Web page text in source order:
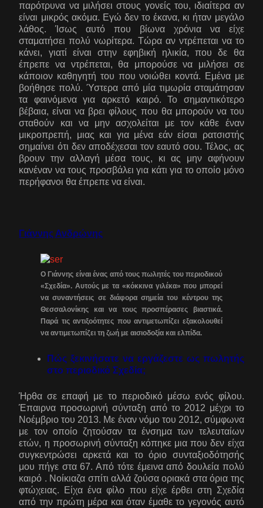
παρότρυνα να μιλήσει στους γονείς του, ιδιαίτερα αν
είναι μικρός ακόμα. Εγώ δεν το έκανα, κι ήταν μεγάλο
λάθος. Ίσως αυτό που βίωνα χρόνια να είχε
σταματήσει πολύ νωρίτερα. Τώρα αν ντρέπεται να το
κάνει, γιατί είναι στην εφηβική ηλικία, που δε θα
έπρεπε να ντρέπεται, θα μπορούσε να μιλήσει σε
κάποιον καθηγητή του που νοιώθει κοντά. Εμένα με
βοήθησε πολύ. Ύστερα από μία τιμωρία σταμάτησαν
τα φαινόμενα για αρκετό καιρό. Το σημαντικότερο
βέβαια, είναι να βρει φίλους που θα μπορούν να του
σταθούν και να μην ασχολείται με τον κάθε έναν
μικροπρεπή, μιας και για μένα εάν είσαι ρατσιστής
σημαίνει ότι δεν αποδέχεσαι τον εαυτό σου. Τέλος, ας
βρουν την αλλαγή μέσα τους, κι ας μην αφήνουν
κανέναν να τους προσβάλει για κάτι για το οποίο μόνο
περήφανοι θα έπρεπε να είναι.
Γιάννης Ανδρώνης
Ο Γιάννης είναι ένας από τους πωλητές του περιοδικού
«Σχεδία». Αυτούς με τα «κόκκινα γιλέκα» που μπορεί
να συναντήσεις σε διάφορα σημεία του κέντρου της
Θεσσαλονίκης και να τους προσπέρασες βιαστικά.
Παρά τις αντιξοότητες που αντιμετωπίζει εξακολουθεί
να αντιμετωπίζει τη ζωή με αισιοδοξία και ελπίδα.
Πώς ξεκινήσατε να εργάζεστε ως πωλητής
στο περιοδικό Σχεδία;
Ήρθα σε επαφή με το περιοδικό μέσω ενός φίλου.
Έπαιρνα προσωρινή σύνταξη από το 2012 μέχρι το
Νοέμβριο του 2013. Με έναν νόμο του 2012, σύμφωνα
με τον οποίο ζητούσαν τα ένσημα των τελευταίων
ετών, η προσωρινή σύνταξη κόπηκε μια που δεν είχα
συγκεντρώσει αρκετά και το όριο συνταξιοδότησής
μου πήγε στα 67. Από τότε έμεινα από δουλεία πολύ
καιρό . Νοίκιαζα σπίτι αλλά ζούσα οριακά στα όρια της
φτώχειας. Είχα ένα φίλο που είχε έρθει στη Σχεδία
από την πρώτη μέρα και όταν έμαθε το γεγονός αυτό